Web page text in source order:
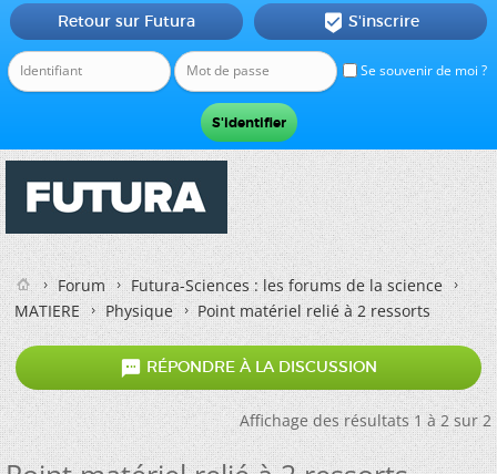
Se souvenir de moi ?
Retour sur Futura  S'inscrire
Forum
Futura-Sciences : les forums de la science
MATIERE
Physique Point matériel relié à 2 ressorts
 RÉPONDRE À LA DISCUSSION
Affichage des résultats 1 à 2 sur 2